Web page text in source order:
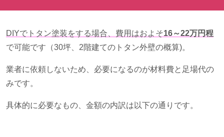
DIYでトタン塗装をする場合、費用はおよそ16～22万円程
で可能です（30坪、 2階建てのトタン外壁の概算)。
業者に依頼しないため、必要になるのが材料費と足場代の
みです。
具体的に必要なもの、金額の内訳は以下の通りです。